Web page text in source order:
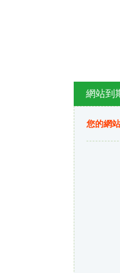
網站到
您的網